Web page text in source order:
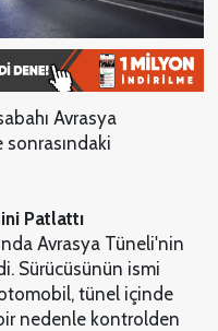
Avrasya
Patlattı
Avrasya Tüneli'nin
Sürücüsünün ismi
tünel içinde
nedenle kontrolden